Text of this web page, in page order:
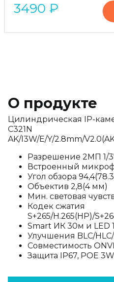
3490 ₽
О продукте
Цилиндрическая IP-
C321N
AK/I3W/E/Y/2.8mm/
Разрешение 2МП 1/
Встроенный
Угол обзора
Объектив 2,8(4 мм)
Мин. световая
Кодек сжатия
S+265/H.265(HP)/
Smart ИК 30м и LED
Улучшения BLC/
Совместимость
Защита IP67, POE 3W